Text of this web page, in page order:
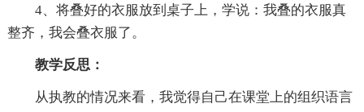
4、将叠好的衣服放到桌子上，学说：我叠的衣服真
整齐，我会叠衣服了。
教学反思：
从执教的情况来看，我觉得自己在课堂上的组织语言